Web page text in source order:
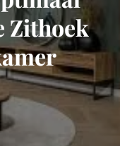
Zithoek